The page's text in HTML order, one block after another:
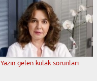
Yazın gelen kulak sorunları